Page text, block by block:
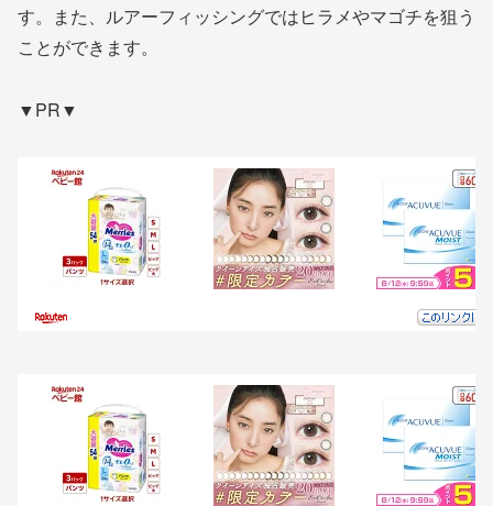
す。また、ルアーフィッシングではヒラメやマゴチを狙う
ことができます。
▼PR▼